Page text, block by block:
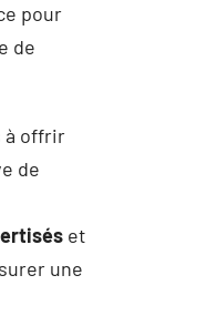
pour
de
à offrir
de
et
une